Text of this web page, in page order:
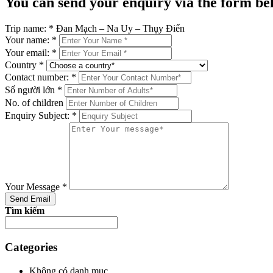
Trip name: * Đan Mạch – Na Uy – Thụy Điển
Your name: *
Your email: *
Country *
Contact number: *
Số người lớn *
No. of children
Enquiry Subject: *
Your Message *
Tìm kiếm
Categories
Không có danh mục